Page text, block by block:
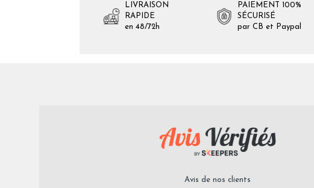
LIVRAISON
RAPIDE
en 48/72h
PAIEMENT 100%
SÉCURISÉ
par CB et Paypal
Avis de nos clients